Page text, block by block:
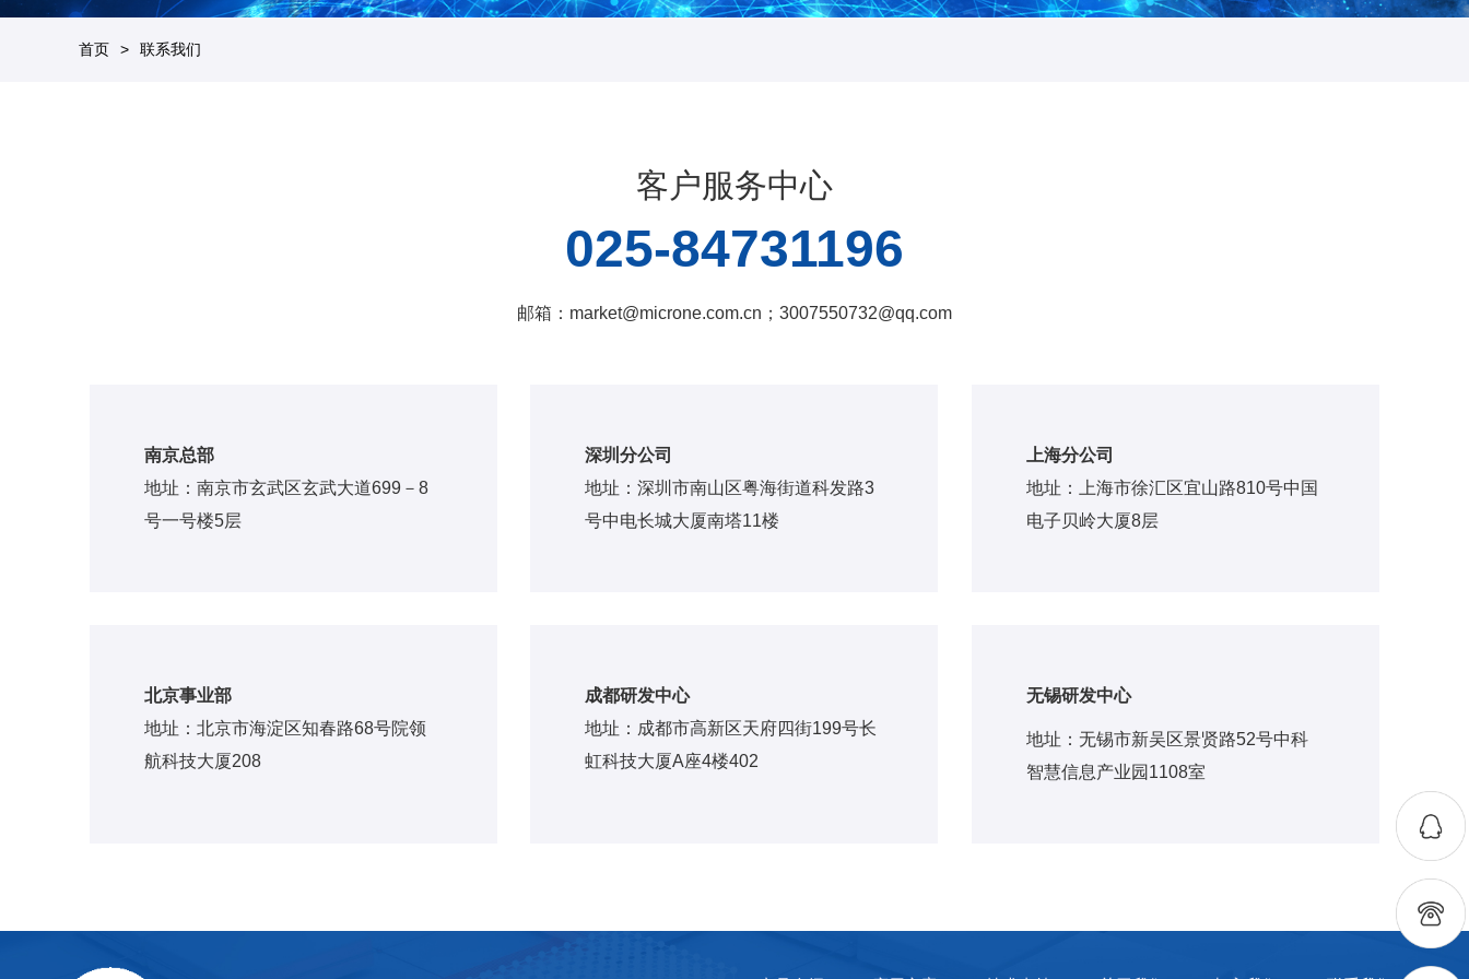
首页 联系我们
客户服务中心
025-84731196
邮箱：market@microne.com.cn；3007550732@qq.com
南京总部
地址：南京市玄武区玄武大道699－8
号一号楼5层
深圳分公司
地址：深圳市南山区粤海街道科发路3
号中电长城大厦南塔11楼
上海分公司
地址：上海市徐汇区宜山路810号中国
电子贝岭大厦8层
北京事业部
地址：北京市海淀区知春路68号院领
航科技大厦208
成都研发中心
地址：成都市高新区天府四街199号长
虹科技大厦A座4楼402
无锡研发中心
地址：无锡市新吴区景贤路52号中科
智慧信息产业园1108室